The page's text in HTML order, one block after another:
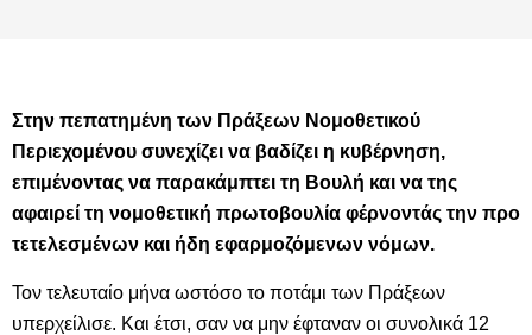
Στην πεπατημένη των Πράξεων Νομοθετικού
Περιεχομένου συνεχίζει να βαδίζει η κυβέρνηση,
επιμένοντας να παρακάμπτει τη Βουλή και να της
αφαιρεί τη νομοθετική πρωτοβουλία φέρνοντάς την προ
τετελεσμένων και ήδη εφαρμοζόμενων νόμων.
Τον τελευταίο μήνα ωστόσο το ποτάμι των Πράξεων
υπερχείλισε. Και έτσι, σαν να μην έφταναν οι συνολικά 12